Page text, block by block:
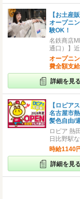
【お土産
オープニ
験OK！
名鉄商店
通口）】
オープニ
費全額支給
詳細を見る
【ロピア
名古屋市
髪色自由/
ロピア 熱
日比野駅
時給1140
詳細を見る